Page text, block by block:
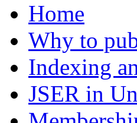
Home
Why to
Indexing
JSER in